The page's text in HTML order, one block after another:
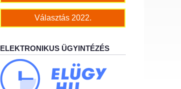
Választás 2022.
ELEKTRONIKUS ÜGYINTÉZÉS